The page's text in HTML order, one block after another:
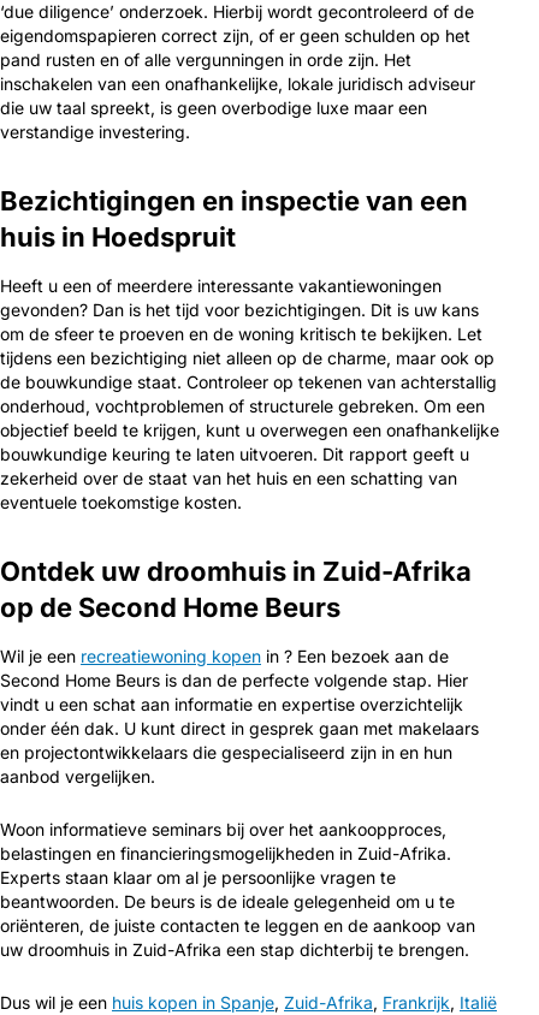
‘due diligence’ onderzoek. Hierbij wordt gecontroleerd of de
eigendomspapieren correct zijn, of er geen schulden op het
pand rusten en of alle vergunningen in orde zijn. Het
inschakelen van een onafhankelijke, lokale juridisch adviseur
die uw taal spreekt, is geen overbodige luxe maar een
verstandige investering.
Bezichtigingen en inspectie van een
huis in Hoedspruit
Heeft u een of meerdere interessante vakantiewoningen
gevonden? Dan is het tijd voor bezichtigingen. Dit is uw kans
om de sfeer te proeven en de woning kritisch te bekijken. Let
tijdens een bezichtiging niet alleen op de charme, maar ook op
de bouwkundige staat. Controleer op tekenen van achterstallig
onderhoud, vochtproblemen of structurele gebreken. Om een
objectief beeld te krijgen, kunt u overwegen een onafhankelijke
bouwkundige keuring te laten uitvoeren. Dit rapport geeft u
zekerheid over de staat van het huis en een schatting van
eventuele toekomstige kosten.
Ontdek uw droomhuis in Zuid-Afrika
op de Second Home Beurs
Wil je een recreatiewoning kopen in ? Een bezoek aan de
Second Home Beurs is dan de perfecte volgende stap. Hier
vindt u een schat aan informatie en expertise overzichtelijk
onder één dak. U kunt direct in gesprek gaan met makelaars
en projectontwikkelaars die gespecialiseerd zijn in en hun
aanbod vergelijken.
Woon informatieve seminars bij over het aankoopproces,
belastingen en financieringsmogelijkheden in Zuid-Afrika.
Experts staan klaar om al je persoonlijke vragen te
beantwoorden. De beurs is de ideale gelegenheid om u te
oriënteren, de juiste contacten te leggen en de aankoop van
uw droomhuis in Zuid-Afrika een stap dichterbij te brengen.
Dus wil je een huis kopen in Spanje, Zuid-Afrika, Frankrijk, Italië